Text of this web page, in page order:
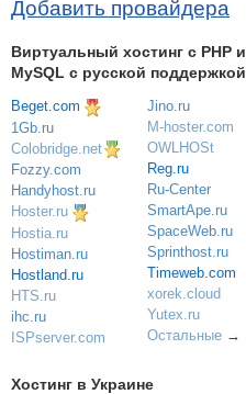
Добавить провайдера
Виртуальный хостинг c PHP и
MySQL с русской поддержкой
Beget.com
1Gb.ru
Colobridge.net
Fozzy.com
Handyhost.ru
Hoster.ru
Hostia.ru
Hostiman.ru
Hostland.ru
HTS.ru
ihc.ru
ISPserver.com
Jino.ru
M-hoster.com
OWLHOSt
Reg.ru
Ru-Center
SmartApe.ru
SpaceWeb.ru
Sprinthost.ru
Timeweb.com
xorek.cloud
Yutex.ru
Остальные→
Хостинг в Украине